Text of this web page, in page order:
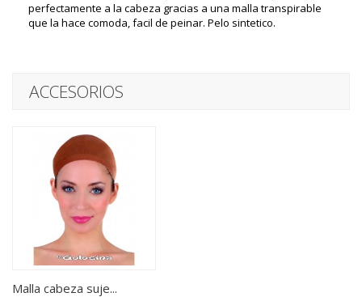
perfectamente a la cabeza gracias a una malla transpirable
que la hace comoda, facil de peinar. Pelo sintetico.
ACCESORIOS
Malla cabeza suje...